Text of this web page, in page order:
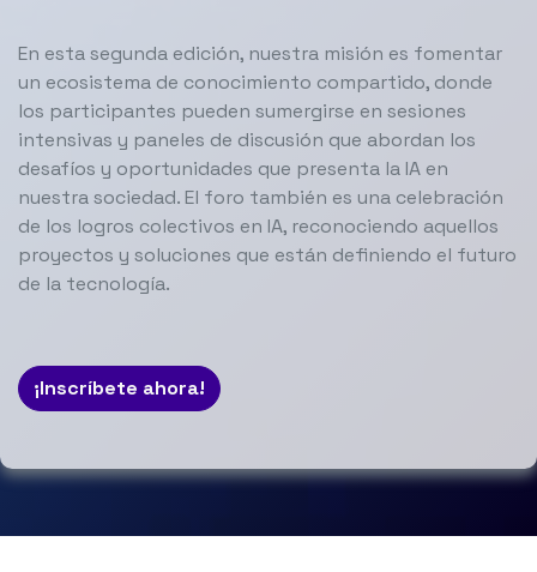
En esta segunda edición, nuestra misión es fomentar
un ecosistema de conocimiento compartido, donde
los participantes pueden sumergirse en sesiones
intensivas y paneles de discusión que abordan los
desafíos y oportunidades que presenta la IA en
nuestra sociedad. El foro también es una celebración
de los logros colectivos en IA, reconociendo aquellos
proyectos y soluciones que están definiendo el futuro
de la tecnología.
¡Inscríbete ahora!